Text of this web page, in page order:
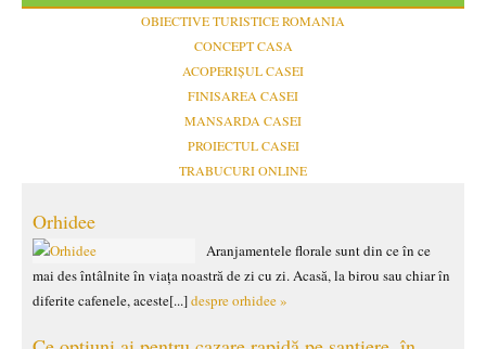
OBIECTIVE TURISTICE ROMANIA
CONCEPT CASA
ACOPERIȘUL CASEI
FINISAREA CASEI
MANSARDA CASEI
PROIECTUL CASEI
TRABUCURI ONLINE
Orhidee
Aranjamentele florale sunt din ce în ce
mai des întâlnite în viața noastră de zi cu zi. Acasă, la birou sau chiar în
diferite cafenele, aceste[...]despre orhidee »